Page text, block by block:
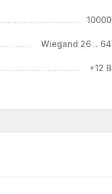
10000
Wiegand 26 .. 64
+12 В